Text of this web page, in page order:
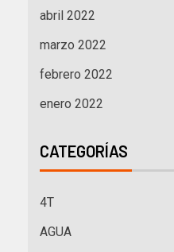
abril 2022
marzo 2022
febrero 2022
enero 2022
CATEGORÍAS
4T
AGUA